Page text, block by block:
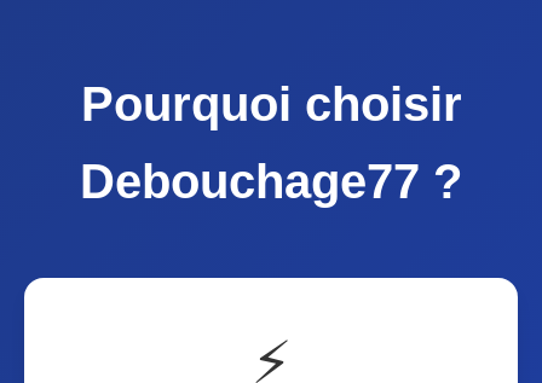
Pourquoi choisir
Debouchage77 ?
⚡